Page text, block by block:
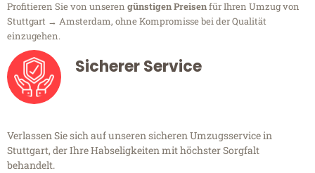
Profitieren Sie von unseren günstigen Preisenfür Ihren Umzug von
Stuttgart → Amsterdam, ohne Kompromisse bei der Qualität
einzugehen.
Sicherer Service
Verlassen Sie sich auf unseren sicheren Umzugsservice in
Stuttgart, der Ihre Habseligkeiten mit höchster Sorgfalt
behandelt.